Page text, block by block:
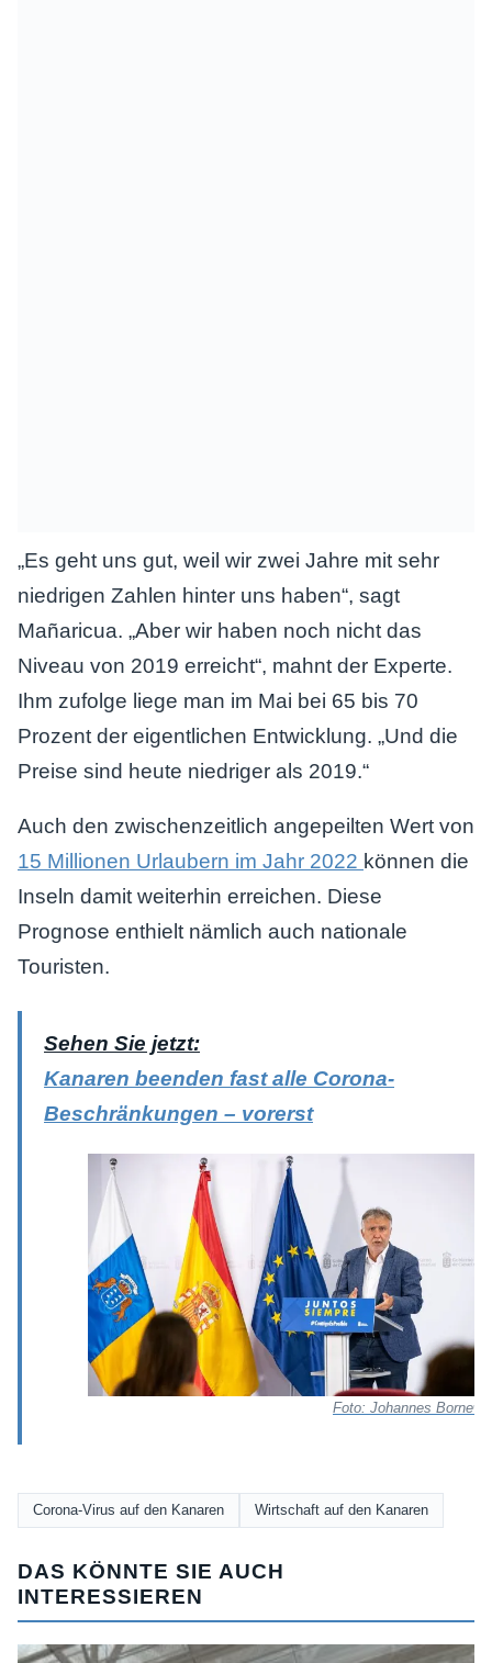
„Es geht uns gut, weil wir zwei Jahre mit sehr
niedrigen Zahlen hinter uns haben“, sagt
Mañaricua. „Aber wir haben noch nicht das
Niveau von 2019 erreicht“, mahnt der Experte.
Ihm zufolge liege man im Mai bei 65 bis 70
Prozent der eigentlichen Entwicklung. „Und die
Preise sind heute niedriger als 2019.“
Auch den zwischenzeitlich angepeilten Wert von
15 Millionen Urlaubern im Jahr 2022 können die
Inseln damit weiterhin erreichen. Diese
Prognose enthielt nämlich auch nationale
Touristen.
Sehen Sie jetzt:
Kanaren beenden fast alle Corona-
Beschränkungen – vorerst
Foto: Johannes
Corona-Virus auf den Kanaren Wirtschaft auf den Kanaren
DAS KÖNNTE SIE AUCH
INTERESSIEREN